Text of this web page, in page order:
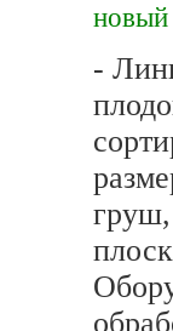
новый
-
груш,